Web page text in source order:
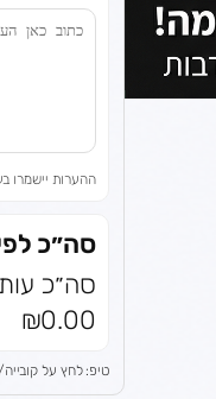
ההערות יישמרו
סה״כ
₪0.00
טיפ: לחץ על